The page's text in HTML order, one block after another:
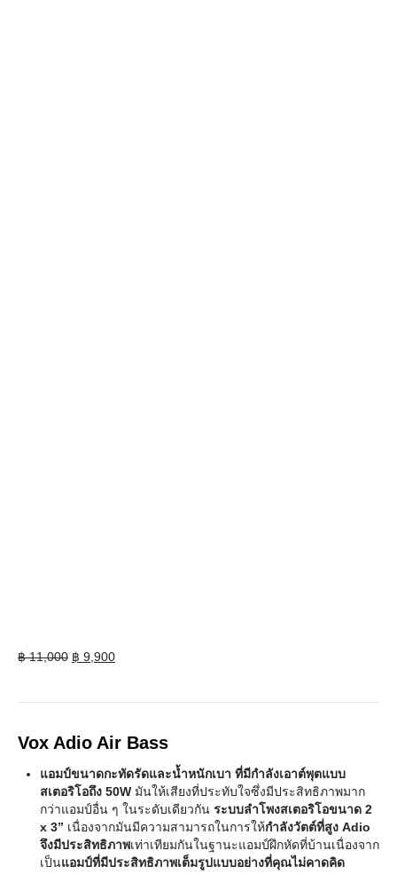
฿11,000 Original
฿ 9,900Current
Vox Adio Air Bass
แอมป์ขนาดกะทัดรัดและน้ำหนักเบา ที่มีกำลังเอาต์พุตแบบ
สเตอริโอถึง 50W มันให้เสียงที่ประทับใจซึ่งมีประสิทธิภาพมาก
กว่าแอมป์อื่น ๆ ในระดับเดียวกัน ระบบลำโพงสเตอริโอขนาด 2
x 3” เนื่องจากมันมีความสามารถในการให้กำลังวัตต์ที่สูง Adio
จึงมีประสิทธิภาพเท่าเทียมกันในฐานะแอมป์ฝึกหัดที่บ้านเนื่องจาก
เป็นแอมป์ที่มีประสิทธิภาพเต็มรูปแบบอย่างที่คุณไม่คาดคิด